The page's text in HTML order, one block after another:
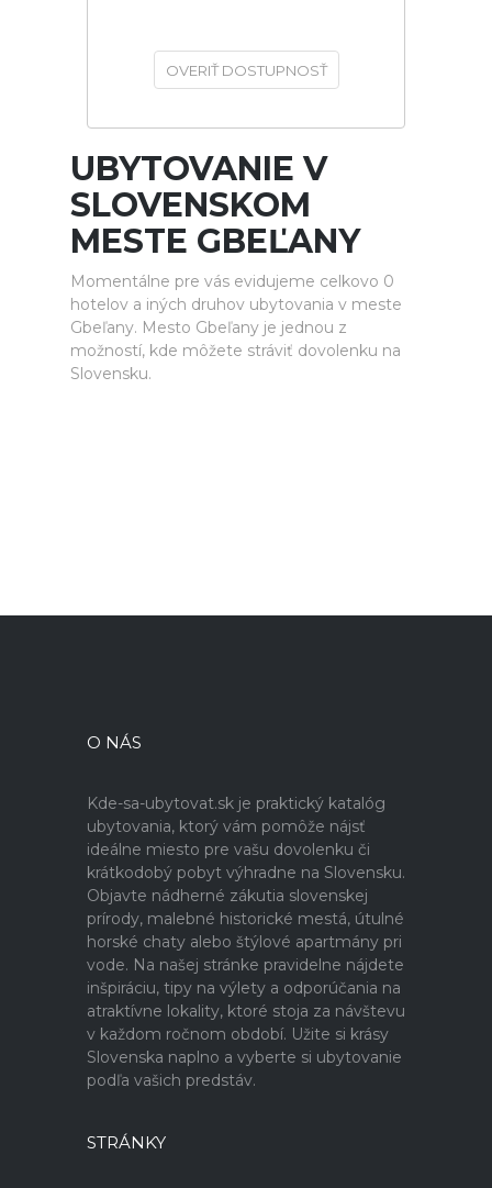
OVERIŤ DOSTUPNOSŤ
UBYTOVANIE V
SLOVENSKOM
MESTE GBEĽANY
Momentálne pre vás evidujeme celkovo 0
hotelov a iných druhov ubytovania v meste
Gbeľany. Mesto Gbeľany je jednou z
možností, kde môžete stráviť dovolenku na
Slovensku.
O NÁS
Kde-sa-ubytovat.sk je praktický katalóg
ubytovania, ktorý vám pomôže nájsť
ideálne miesto pre vašu dovolenku či
krátkodobý pobyt výhradne na Slovensku.
Objavte nádherné zákutia slovenskej
prírody, malebné historické mestá, útulné
horské chaty alebo štýlové apartmány pri
vode. Na našej stránke pravidelne nájdete
inšpiráciu, tipy na výlety a odporúčania na
atraktívne lokality, ktoré stoja za návštevu
v každom ročnom období. Užite si krásy
Slovenska naplno a vyberte si ubytovanie
podľa vašich predstáv.
STRÁNKY